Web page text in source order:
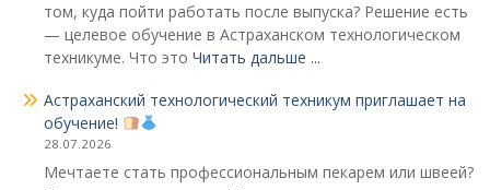
том, куда пойти работать после выпуска? Решение есть
— целевое обучение в Астраханском технологическом
техникуме. Что это Читать дальше ...
Астраханский технологический техникум приглашает на
обучение!
28.07.2026
Мечтаете стать профессиональным пекарем или швеей?